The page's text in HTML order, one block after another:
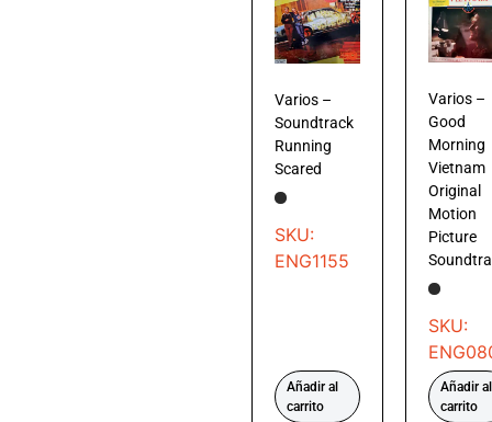
Varios –
Soundtrack
Running
Scared
SKU:
ENG1155
Añadir al
carrito
Varios –
Good
Morning
Vietnam
Original
Motion
Picture
SKU:
Añadir al
carrito